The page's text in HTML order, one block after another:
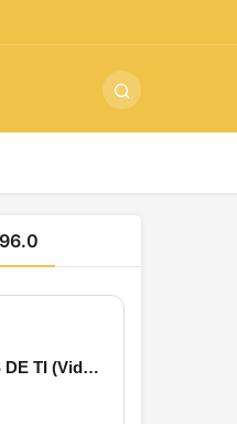
DESPUES DE TI (Video Oficial) Concept 2026